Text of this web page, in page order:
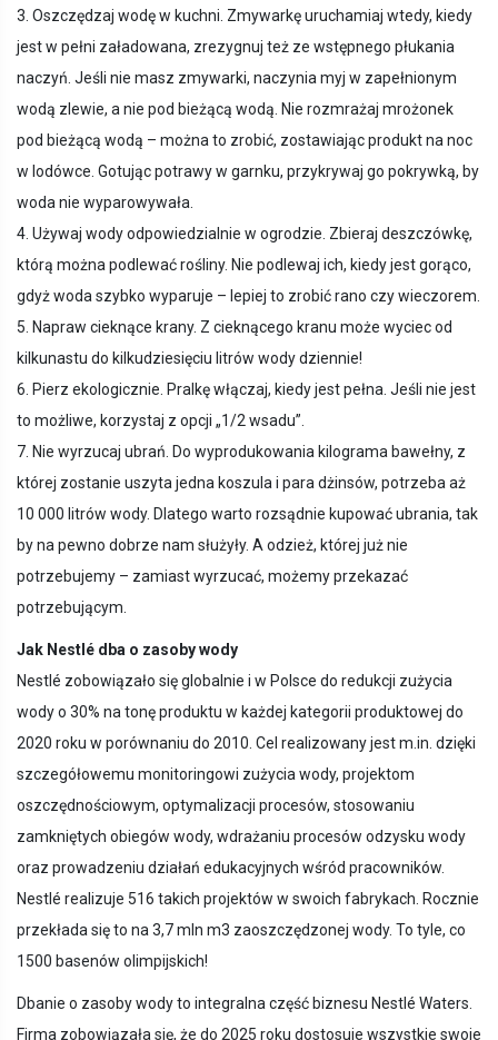
3. Oszczędzaj wodę w kuchni. Zmywarkę uruchamiaj wtedy, kiedy
jest w pełni załadowana, zrezygnuj też ze wstępnego płukania
naczyń. Jeśli nie masz zmywarki, naczynia myj w zapełnionym
wodą zlewie, a nie pod bieżącą wodą. Nie rozmrażaj mrożonek
pod bieżącą wodą – można to zrobić, zostawiając produkt na noc
w lodówce. Gotując potrawy w garnku, przykrywaj go pokrywką, by
woda nie wyparowywała.
4. Używaj wody odpowiedzialnie w ogrodzie. Zbieraj deszczówkę,
którą można podlewać rośliny. Nie podlewaj ich, kiedy jest gorąco,
gdyż woda szybko wyparuje – lepiej to zrobić rano czy wieczorem.
5. Napraw cieknące krany. Z cieknącego kranu może wyciec od
kilkunastu do kilkudziesięciu litrów wody dziennie!
6. Pierz ekologicznie. Pralkę włączaj, kiedy jest pełna. Jeśli nie jest
to możliwe, korzystaj z opcji „1/2 wsadu”.
7. Nie wyrzucaj ubrań. Do wyprodukowania kilograma bawełny, z
której zostanie uszyta jedna koszula i para dżinsów, potrzeba aż
10 000 litrów wody. Dlatego warto rozsądnie kupować ubrania, tak
by na pewno dobrze nam służyły. A odzież, której już nie
potrzebujemy – zamiast wyrzucać, możemy przekazać
potrzebującym.
Jak Nestlé dba o zasoby wody
Nestlé zobowiązało się globalnie i w Polsce do redukcji zużycia
wody o 30% na tonę produktu w każdej kategorii produktowej do
2020 roku w porównaniu do 2010. Cel realizowany jest m.in. dzięki
szczegółowemu monitoringowi zużycia wody, projektom
oszczędnościowym, optymalizacji procesów, stosowaniu
zamkniętych obiegów wody, wdrażaniu procesów odzysku wody
oraz prowadzeniu działań edukacyjnych wśród pracowników.
Nestlé realizuje 516 takich projektów w swoich fabrykach. Rocznie
przekłada się to na 3,7 mln m3 zaoszczędzonej wody. To tyle, co
1500 basenów olimpijskich!
Dbanie o zasoby wody to integralna część biznesu Nestlé Waters.
Firma zobowiązała się, że do 2025 roku dostosuje wszystkie swoje